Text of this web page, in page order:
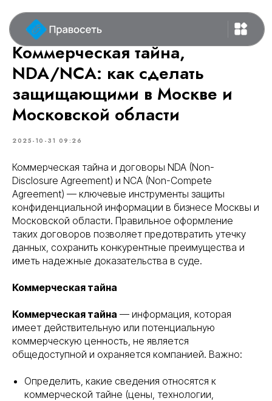
Коммерческая тайна,
NDA/NCA: как сделать
защищающими в Москве и
Московской области
2025-10-31 09:26
Коммерческая тайна и договоры NDA (Non-
Disclosure Agreement) и NCA (Non-Compete
Agreement) — ключевые инструменты защиты
конфиденциальной информации в бизнесе Москвы и
Московской области. Правильное оформление
таких договоров позволяет предотвратить утечку
данных, сохранить конкурентные преимущества и
иметь надежные доказательства в суде.
Коммерческая тайна
Коммерческая тайна — информация, которая
имеет действительную или потенциальную
коммерческую ценность, не является
общедоступной и охраняется компанией. Важно:
Определить, какие сведения относятся к
коммерческой тайне (цены, технологии,